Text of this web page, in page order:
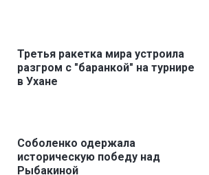
Третья ракетка мира устроила
разгром с "баранкой" на турнире
в Ухане
Соболенко одержала
историческую победу над
Рыбакиной